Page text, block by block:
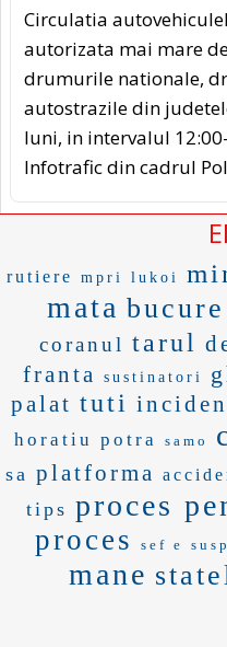
Circulatia
autorizata mai mare
drumurile nationale,
autostrazile din
luni, in intervalul
Infotrafic din cadrul
rutiere mpri lukoi
mata bucure
coranul tarul
franta sustinatori
palat tuti
horatiu potra samo
sa platforma
tips proces
proces sef e
mane